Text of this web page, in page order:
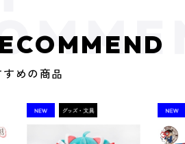
めの商品